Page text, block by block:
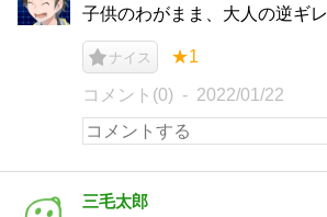
子供のわがまま、大人の逆ギレ
ナイス ★1
コメント(0) 2022/01/22
三毛太郎